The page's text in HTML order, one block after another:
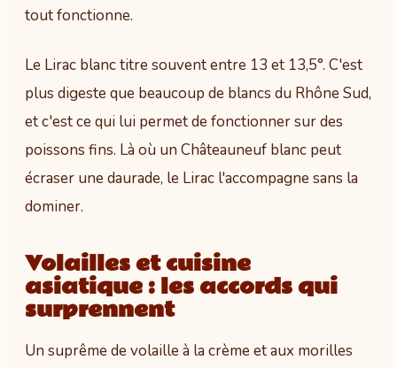
tout fonctionne.
Le Lirac blanc titre souvent entre 13 et 13,5°. C'est
plus digeste que beaucoup de blancs du Rhône Sud,
et c'est ce qui lui permet de fonctionner sur des
poissons fins. Là où un Châteauneuf blanc peut
écraser une daurade, le Lirac l'accompagne sans la
dominer.
Volailles et cuisine
asiatique : les accords qui
surprennent
Un suprême de volaille à la crème et aux morilles